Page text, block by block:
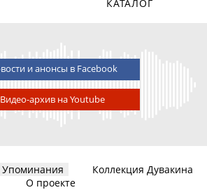
КАТАЛОГ
и анонсы в Facebook
Видео-архив на Youtube
Упоминания
Коллекция Дувакина
О проекте